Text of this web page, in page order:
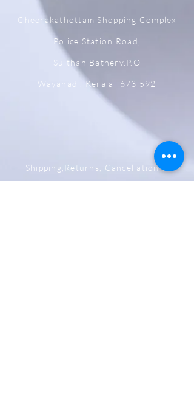
Cheerakathottam Shopping Complex
Police Station Road,
Sulthan Bathery.P.O
Wayanad , Kerala -673 592
Shipping,Returns, Cancellation &